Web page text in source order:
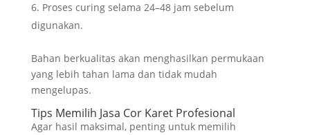
Proses curing selama 24–48 jam sebelum
digunakan.
Bahan berkualitas akan menghasilkan permukaan
yang lebih tahan lama dan tidak mudah
mengelupas.
Tips Memilih Jasa Cor Karet Profesional
Agar hasil maksimal, penting untuk memilih